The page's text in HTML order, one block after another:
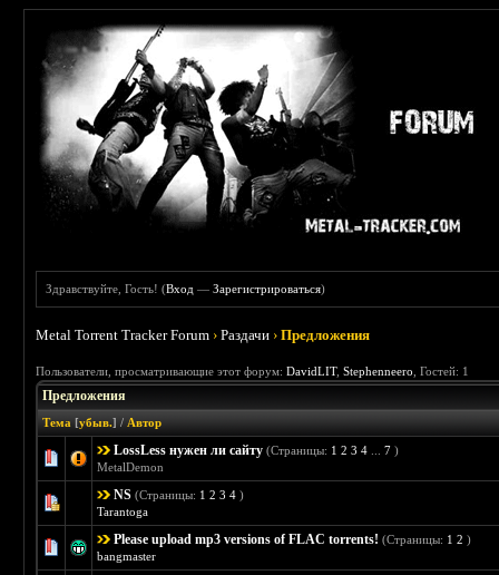
Здравствуйте, Гость! (Вход —Зарегистрироваться)
Metal Torrent Tracker Forum ›Раздачи ›Предложения
Пользователи, просматривающие этот форум:DavidLIT,Stephenneero , Гостей: 1
Предложения
Тема [убыв.] / Автор
LossLess нужен ли сайту (Страницы: 1 2 3 4 ...7 )
MetalDemon
Голосов: 1 - Средняя оценка: 4 из 5
1 23 45
NS (Страницы: 1 2 3 4 )
Tarantoga
Голосов: 2 - Средняя оценка: 3 из 5
12 3 4 5
Please upload mp3 versions of FLAC torrents! (Страницы: 1 2 )
bangmaster
Голосов: 0 - Средняя оценка: 0 из 5
12 345